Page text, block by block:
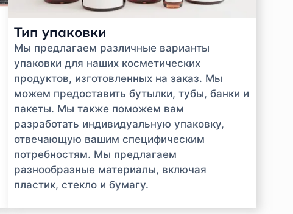
Тип упаковки
Мы предлагаем различные варианты
упаковки для наших косметических
продуктов, изготовленных на заказ. Мы
можем предоставить бутылки, тубы, банки и
пакеты. Мы также поможем вам
разработать индивидуальную упаковку,
отвечающую вашим специфическим
потребностям. Мы предлагаем
разнообразные материалы, включая
пластик, стекло и бумагу.